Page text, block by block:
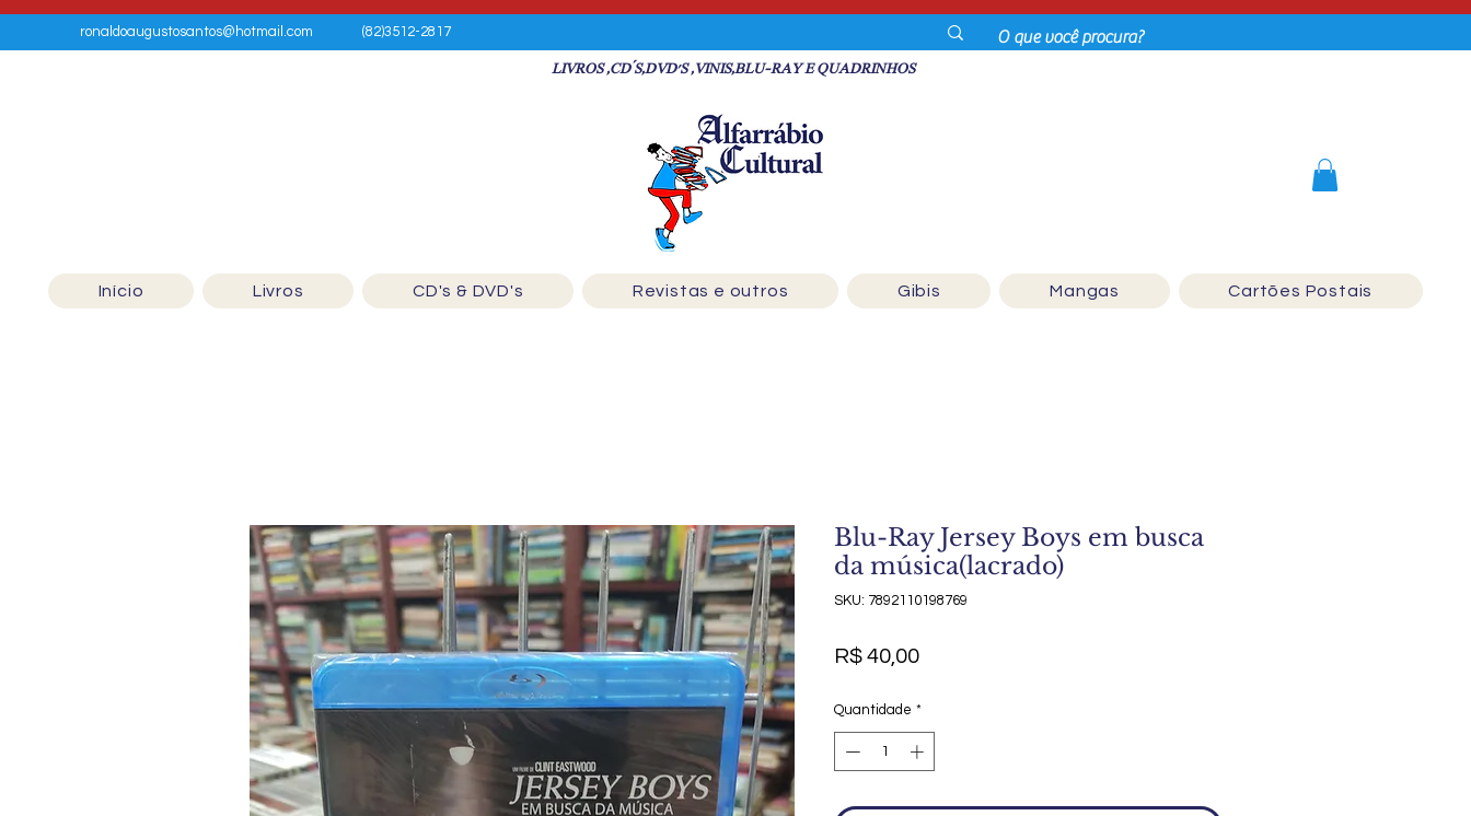
ronaldoaugustosantos@hotmail.com (82)3512-2817
LIVROS ,CD´S,DVD'S ,VINIS,BLU-RAY E QUADRINHOS
Início Livros CD's & DVD's Revistas e outros Gibis Mangas Cartões Postais
Blu-Ray Jersey Boys em busca
da música(lacrado)
SKU: 7892110198769
R$ 40,00Preço
Quantidade *